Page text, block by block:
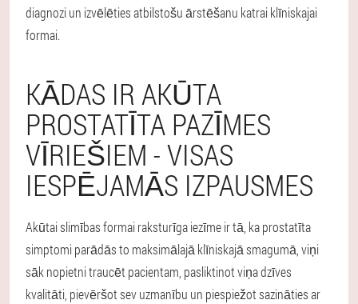
diagnozi un izvēlēties atbilstošu ārstēšanu katrai klīniskajai
formai.
KĀDAS IR AKŪTA
PROSTATĪTA PAZĪMES
VĪRIEŠIEM - VISAS
IESPĒJAMĀS IZPAUSMES
Akūtai slimības formai raksturīga iezīme ir tā, ka prostatīta
simptomi parādās to maksimālajā klīniskajā smagumā, viņi
sāk nopietni traucēt pacientam, pasliktinot viņa dzīves
kvalitāti, pievēršot sev uzmanību un piespiežot sazināties ar